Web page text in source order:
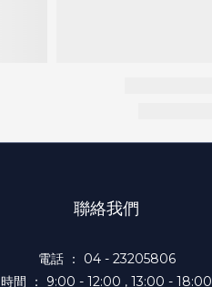
聯絡我們
電話 ： 04 - 23205806
時間 ： 9:00 - 12:00 , 13:00 - 18:00